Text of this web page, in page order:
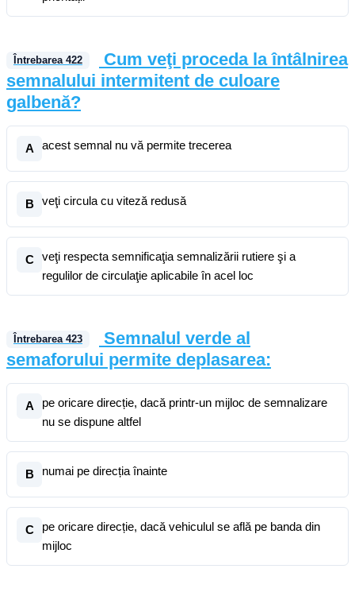
Întrebarea 422
Cum veţi proceda la întâlnirea
semnalului intermitent de culoare
galbenă?
A acest semnal nu vă permite trecerea
B veţi circula cu viteză redusă
C
veţi respecta semnificaţia semnalizării rutiere şi a
regulilor de circulaţie aplicabile în acel loc
Întrebarea 423
Semnalul verde al
semaforului permite deplasarea:
A
pe oricare direcție, dacă printr-un mijloc de semnalizare
nu se dispune altfel
B numai pe direcția înainte
C
pe oricare direcție, dacă vehiculul se află pe banda din
mijloc